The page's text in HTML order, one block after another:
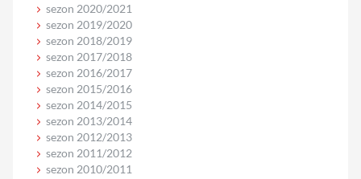
sezon 2020/2021
sezon 2019/2020
sezon 2018/2019
sezon 2017/2018
sezon 2016/2017
sezon 2015/2016
sezon 2014/2015
sezon 2013/2014
sezon 2012/2013
sezon 2011/2012
sezon 2010/2011